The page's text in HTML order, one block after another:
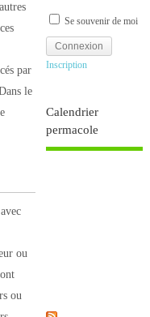
par
le
ou
ou
Se souvenir de moi
Inscription
Calendrier
permacole